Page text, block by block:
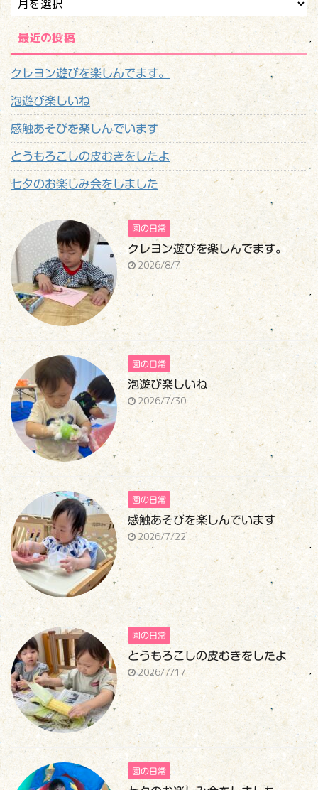
最近の投稿
クレヨン遊びを楽しんでます。
泡遊び楽しいね
感触あそびを楽しんでいます
とうもろこしの皮むきをしたよ
七夕のお楽しみ会をしました
園の日常
クレヨン遊びを楽しんでます。
2026/8/7
園の日常
泡遊び楽しいね
2026/7/30
園の日常
感触あそびを楽しんでいます
2026/7/22
園の日常
とうもろこしの皮むきをしたよ
2026/7/17
園の日常